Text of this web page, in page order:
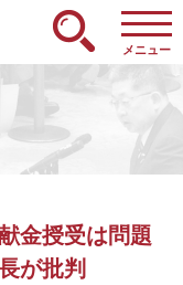
メニュー
金授受は問題
が批判